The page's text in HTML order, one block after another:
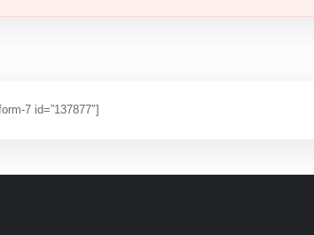
7 id=”137877″]